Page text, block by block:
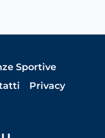
Sportive
Privacy